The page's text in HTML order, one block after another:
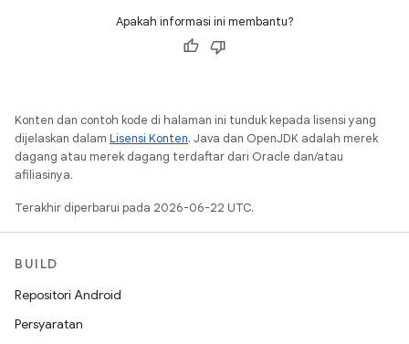
Apakah informasi ini membantu?
Konten dan contoh kode di halaman ini tunduk kepada lisensi yang
dijelaskan dalam Lisensi Konten. Java dan OpenJDK adalah merek
dagang atau merek dagang terdaftar dari Oracle dan/atau
afiliasinya.
Terakhir diperbarui pada 2026-06-22 UTC.
BUILD
Repositori Android
Persyaratan